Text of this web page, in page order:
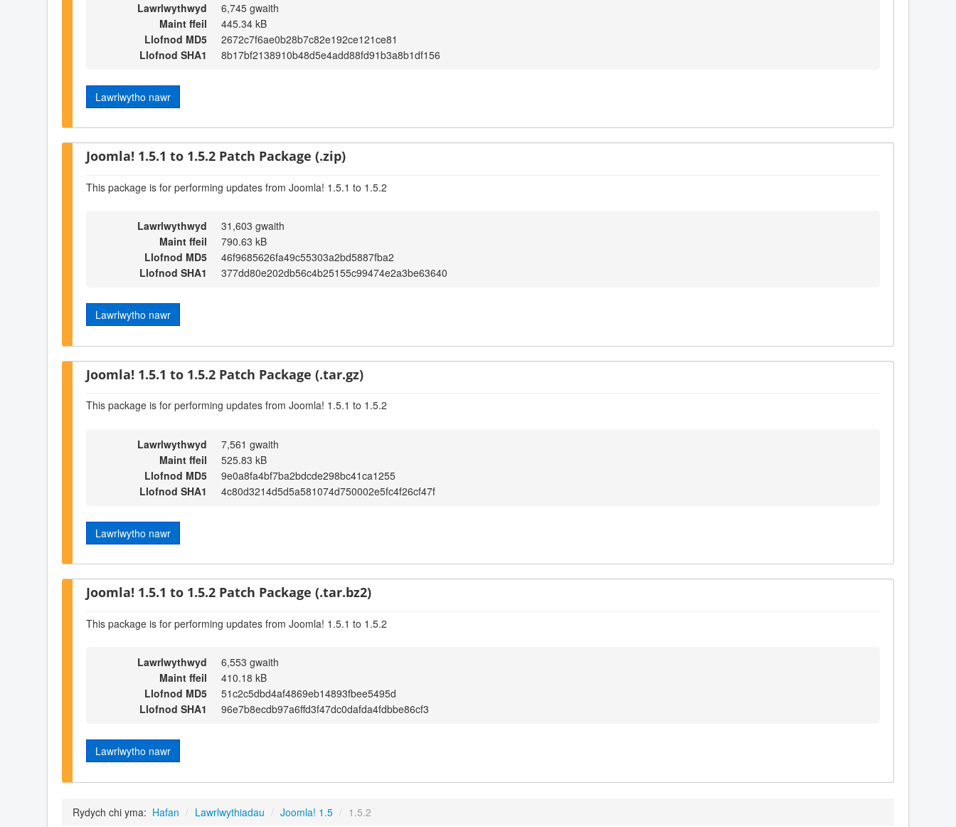
Lawrlwythwyd
6,745 gwaith
Maint ffeil
445.34 kB
Llofnod MD5
2672c7f6ae0b28b7c82e192ce121ce81
Llofnod SHA1
8b17bf2138910b48d5e4add88fd91b3a8b1df156
Lawrlwytho nawr
Joomla! 1.5.1 to 1.5.2 Patch Package (.zip)
This package is for performing updates from Joomla! 1.5.1 to 1.5.2
Lawrlwythwyd
31,603 gwaith
Maint ffeil
790.63 kB
Llofnod MD5
46f9685626fa49c55303a2bd5887fba2
Llofnod SHA1
377dd80e202db56c4b25155c99474e2a3be63640
Lawrlwytho nawr
Joomla! 1.5.1 to 1.5.2 Patch Package (.tar.gz)
This package is for performing updates from Joomla! 1.5.1 to 1.5.2
Lawrlwythwyd
7,561 gwaith
Maint ffeil
525.83 kB
Llofnod MD5
9e0a8fa4bf7ba2bdcde298bc41ca1255
Llofnod SHA1
4c80d3214d5d5a581074d750002e5fc4f26cf47f
Lawrlwytho nawr
Joomla! 1.5.1 to 1.5.2 Patch Package (.tar.bz2)
This package is for performing updates from Joomla! 1.5.1 to 1.5.2
Lawrlwythwyd
6,553 gwaith
Maint ffeil
410.18 kB
Llofnod MD5
51c2c5dbd4af4869eb14893fbee5495d
Llofnod SHA1
96e7b8ecdb97a6ffd3f47dc0dafda4fdbbe86cf3
Lawrlwytho nawr
Rydych chi yma: Hafan / Lawrlwythiadau / Joomla! 1.5 / 1.5.2